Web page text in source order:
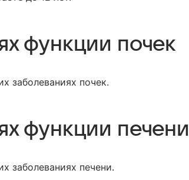
функции почек
заболеваниях почек.
функции печени
заболеваниях печени.